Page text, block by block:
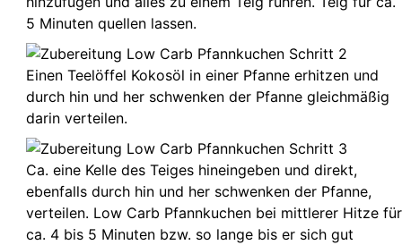
5 Minuten quellen lassen.
Einen Teelöffel Kokosöl in einer Pfanne erhitzen und
durch hin und her schwenken der Pfanne gleichmäßig
darin verteilen.
Ca. eine Kelle des Teiges hineingeben und direkt,
ebenfalls durch hin und her schwenken der Pfanne,
verteilen. Low Carb Pfannkuchen bei mittlerer Hitze für
ca. 4 bis 5 Minuten bzw. so lange bis er sich gut